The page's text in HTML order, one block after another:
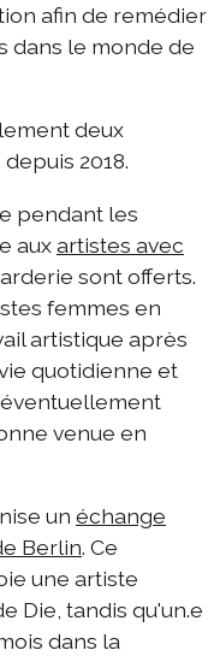
2025
performance
afin de remédier
dans le monde de
deux
2018.
pendant les
auxartistes avec
sont offerts.
femmes en
artistique après
quotidienne et
venue en
un échange
Berlin. Ce
une artiste
Die, tandis qu'un.e
dans la